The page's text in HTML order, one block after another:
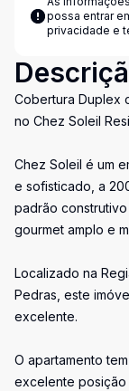
possa entrar
privacidade e
Cobertura Duplex
no Chez Soleil
Chez Soleil é um
e sofisticado, a
padrão
gourmet amplo e
Localizado na
Pedras, este
excelente.
O apartamento
excelente posição